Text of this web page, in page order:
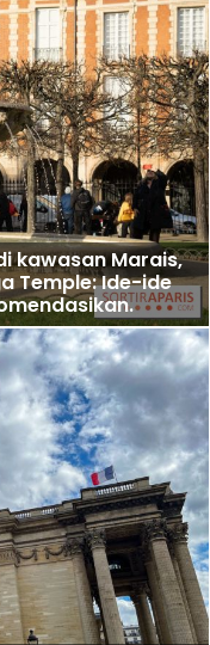
kawasan Marais,
Temple: Ide-ide